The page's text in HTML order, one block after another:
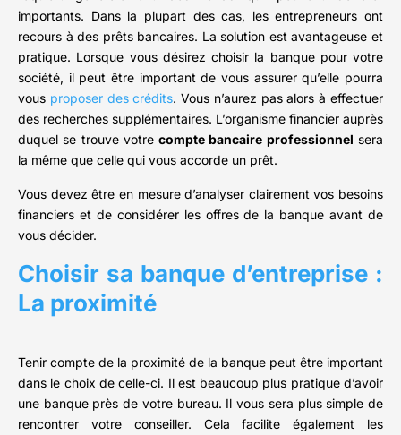
importants. Dans la plupart des cas, les entrepreneurs ont
recours à des prêts bancaires. La solution est avantageuse et
pratique. Lorsque vous désirez choisir la banque pour votre
société, il peut être important de vous assurer qu’elle pourra
vous proposer des crédits. Vous n’aurez pas alors à effectuer
des recherches supplémentaires. L’organisme financier auprès
duquel se trouve votrecompte bancaire professionnel sera
la même que celle qui vous accorde un prêt.
Vous devez être en mesure d’analyser clairement vos besoins
financiers et de considérer les offres de la banque avant de
vous décider.
Choisir sa banque d’entreprise :
La proximité
Tenir compte de la proximité de la banque peut être important
dans le choix de celle-ci. Il est beaucoup plus pratique d’avoir
une banque près de votre bureau. Il vous sera plus simple de
rencontrer votre conseiller. Cela facilite également les